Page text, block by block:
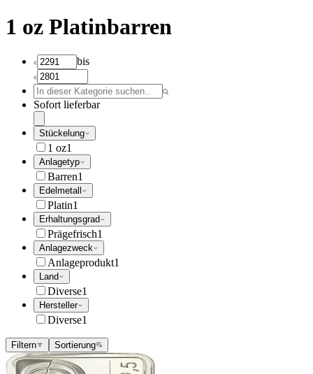
1 oz Platinbarren
bis
Sofort lieferbar
Stückelung
1 oz1
Anlagetyp
Barren1
Edelmetall
Platin1
Erhaltungsgrad
Prägefrisch1
Anlagezweck
Anlageprodukt1
Land
Diverse1
Hersteller
Diverse1
Filtern Sortierung